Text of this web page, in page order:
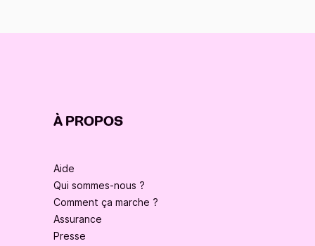
À PROPOS
Aide
Qui sommes-nous ?
Comment ça marche ?
Assurance
Presse